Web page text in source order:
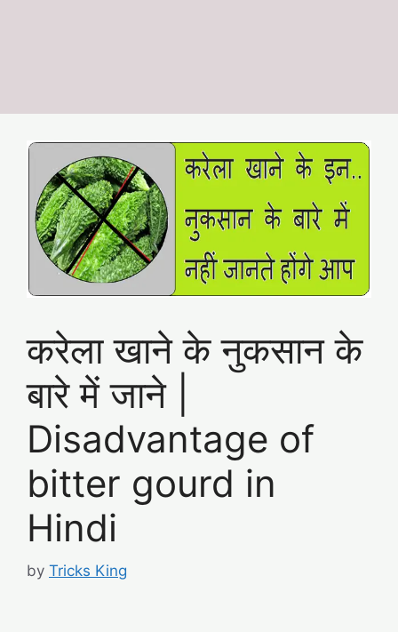
करेला खाने के नुकसान के
बारे में जाने |
Disadvantage of
bitter gourd in
Hindi
by Tricks King